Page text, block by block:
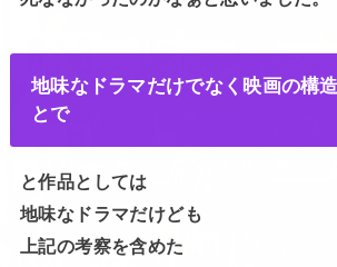
地味なドラマだけでなく映画の構
とで
と作品としては
地味なドラマだけども
上記の考察を含めた